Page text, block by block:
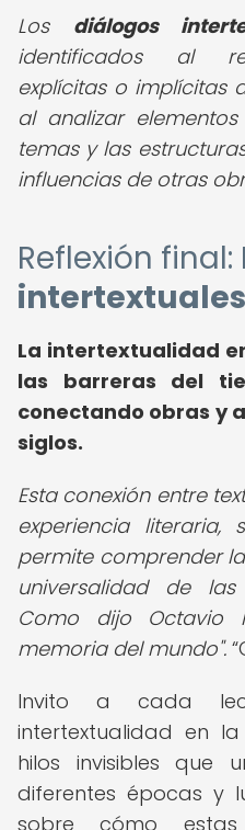
Los diálogos
identificados al
explícitas o implícitas
al analizar
temas y las
influencias de otras
Reflexión final:
La intertextualidad
las barreras del
conectando obras y
siglos.
Esta conexión entre
experiencia
permite comprender
universalidad de las
Como dijo Octavio
memoria del mundo".
Invito a cada
intertextualidad en
hilos invisibles que
diferentes épocas y
sobre cómo estas